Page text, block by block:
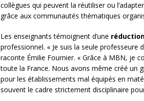
collègues qui peuvent la réutiliser ou
grâce aux communautés thématiques
Les enseignants témoignent d’une
professionnel. « Je suis la seule professeure
raconte Émilie Fournier. « Grâce à MBN, je
toute la France. Nous avons même créé un
pour les établissements mal équipés en
souvent le cadre strictement disciplinaire